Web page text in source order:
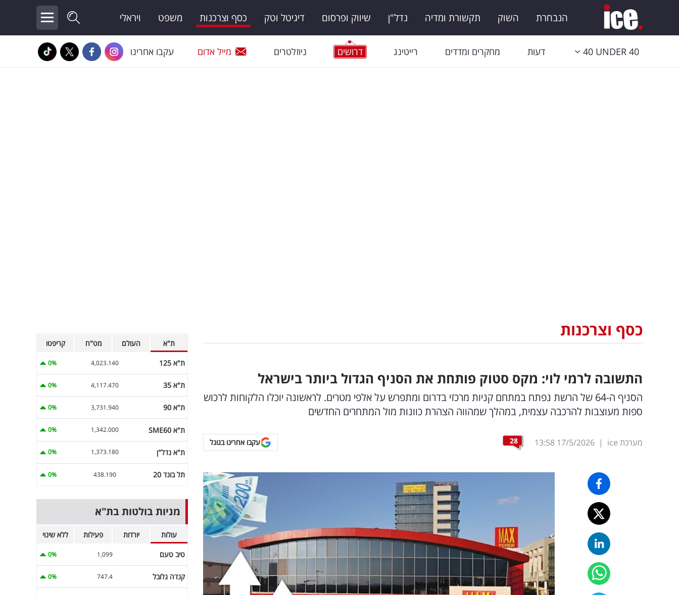
הנבחרת השוק תקשורת ומדיה נדל"ן שיווק ופרסום דיגיטל וטק כסף וצרכנות משפט ויראלי
40 UNDER 40 דעות מחקרים ומדדים רייטינג דרושים ניוזלטרים מייל אדום עקבו אחרינו
כסף וצרכנות
התשובה לרמי לוי: מקס סטוק פותחת את הסניף הגדול ביותר בישראל
הסניף ה-64 של הרשת נפתח במתחם קניות מרכזי בדרום ומתפרש על אלפי מטרים. לראשונה יוכלו הלקוחות לרכוש
ספות מעוצבות להרכבה עצמית, במהלך שמהווה הצהרת כוונות מול המתחרים החדשים
מערכת ice |
17/5/2026
13:58
28 עקבו אחרינו בגוגל
ת"א העולם מט"ח קריפטו
ת"א 125 4,023.140
0%
ת"א 35 4,117.470
0%
ת"א 90 3,731.940
0%
ת"א SME60 1,342.000
0%
ת"א נדל"ן 1,373.180
0%
תל בונד 20 438.190
0%
מניות בולטות בת"א
עולות יורדות פעילות ללא שינוי
טיב טעם 1,099
0%
קנדה גלובל 747.4
0%